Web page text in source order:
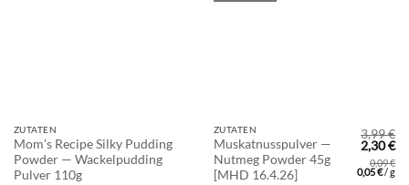
ZUTATEN
Mom’s Recipe Silky Pudding
Powder — Wackelpudding
Pulver 110g
Dieses
Produkt
weist
ZUTATEN
Muskatnusspulver —
Nutmeg Powder 45g
[MHD 16.4.26]
3,99€
Preis
war:
3,99 €
2,30€
0,09€
0,05€/g